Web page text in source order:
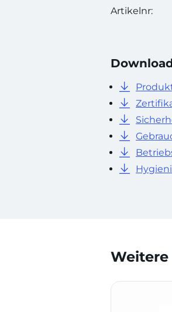
Artikelnr: